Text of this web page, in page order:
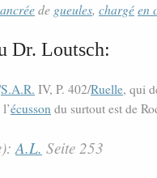
de gueules, chargéen
Dr. Loutsch:
S.A.R. IV, P. 402/Ruelle, qui
écusson du surtout est de
A.L. Seite 253